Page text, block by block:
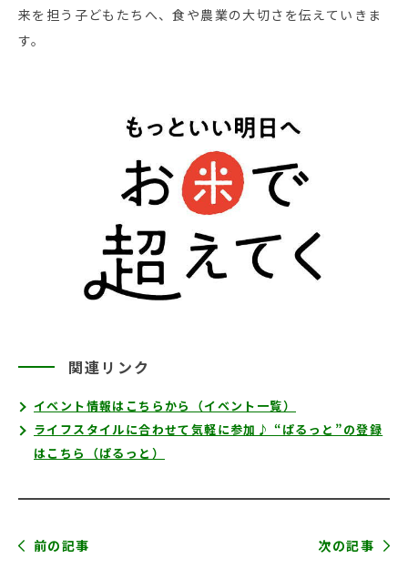
来を担う子どもたちへ、食や農業の大切さを伝えていきま
す。
関連リンク
イベント情報はこちらから（イベント一覧）
ライフスタイルに合わせて気軽に参加♪ “ぱるっと”の登録
はこちら（ぱるっと）
前の記事 次の記事